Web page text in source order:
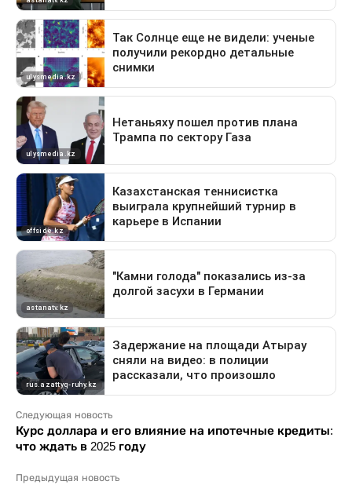
Следующая новость
Курс доллара и его влияние на ипотечные кредиты:
что ждать в 2025 году
Предыдущая новость